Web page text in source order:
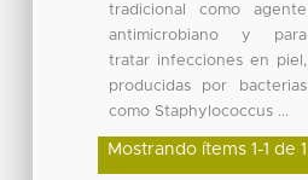
tradicional como agente
antimicrobiano y para
tratar infecciones en piel,
producidas por bacterias
como Staphylococcus ...
Mostrando ítems 1-1 de 1